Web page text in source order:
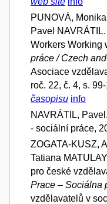
PUNOVÁ,
Pavel
Workers Working
práce / Czech
Asociace
roč. 22, č. 4, s.
časopisu info
NAVRÁTIL, Pavel.
- sociální práce,
ZOGATA-KUSZ,
Tatiana
pro české
Prace – Sociálna
vzdělavatelů v